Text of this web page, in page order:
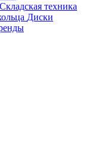
Складская техника
Диски